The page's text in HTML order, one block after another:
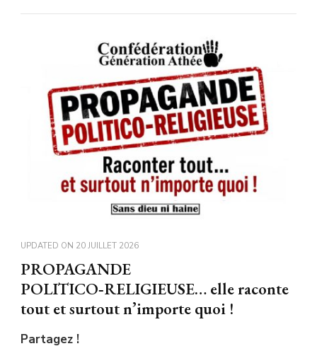
UPDATED ON 20 JUILLET 2026
PROPAGANDE
POLITICO‑RELIGIEUSE… elle raconte
tout et surtout n’importe quoi !
Partagez !